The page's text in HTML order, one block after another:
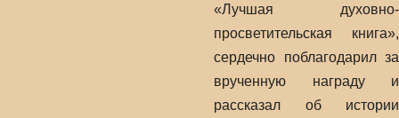
«Лучшая духовно-
просветительская книга»,
сердечно поблагодарил за
врученную награду и
рассказал об истории